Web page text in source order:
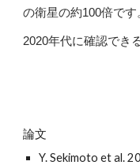
の衛星の約100倍で
2020年代に確認でき
論文
Y. Sekimoto et al.